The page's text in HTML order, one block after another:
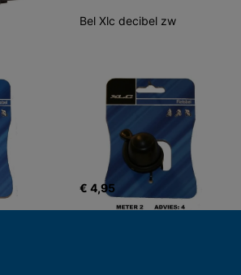
Bel Xlc decibel zw
€ 4,95